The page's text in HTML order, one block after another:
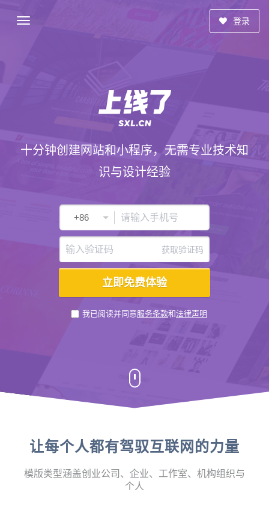
登录
十分钟创建网站和小程序，无需专业技术知
识与设计经验
获取验证码
我已阅读并同意服务条款和法律声明
让每个人都有驾驭互联网的力量
模版类型涵盖创业公司、企业、工作室、机构组织与
个人